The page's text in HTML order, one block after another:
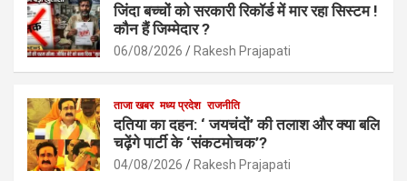
जिंदा बच्चों को सरकारी रिकॉर्ड में मार रहा सिस्टम !
कौन हैं जिम्मेदार ?
06/08/2026 Rakesh Prajapati
ताजा खबर मध्य प्रदेश राजनीति
दतिया का दहन: ‘ जयचंदों’ की तलाश और क्या बलि
चढ़ेंगे पार्टी के ‘संकटमोचक’?
04/08/2026 Rakesh Prajapati